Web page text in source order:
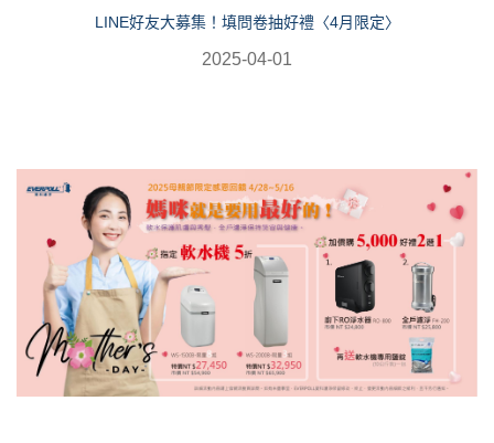
LINE好友大募集！填問卷抽好禮〈4月限定〉
2025-04-01